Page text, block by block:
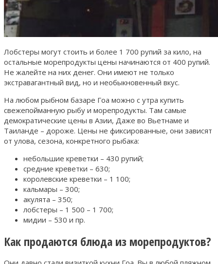
Лобстеры могут стоить и более 1 700 рупий за кило, на
остальные морепродукты цены начинаются от 400 рупий.
Не жалейте на них денег. Они имеют не только
экстравагантный вид, но и необыкновенный вкус.
На любом рыбном базаре Гоа можно с утра купить
свежепойманную рыбу и морепродукты. Там самые
демократические цены в Азии, Даже во Вьетнаме и
Таиланде – дороже. Цены не фиксированные, они зависят
от улова, сезона, конкретного рыбака:
небольшие креветки – 430 рупий;
средние креветки – 630;
королевские креветки – 1 100;
кальмары – 300;
акулята – 350;
лобстеры – 1 500 – 1 700;
мидии – 530 и пр.
Как продаются блюда из морепродуктов?